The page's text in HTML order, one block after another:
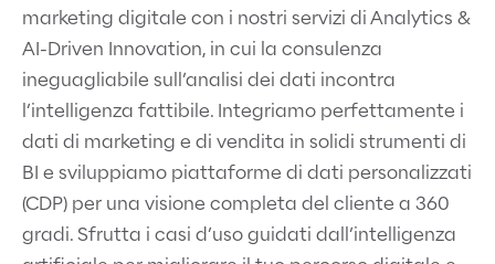
marketing digitale con i nostri servizi di Analytics &
AI-Driven Innovation, in cui la consulenza
ineguagliabile sull’analisi dei dati incontra
l’intelligenza fattibile. Integriamo perfettamente i
dati di marketing e di vendita in solidi strumenti di
BI e sviluppiamo piattaforme di dati personalizzati
(CDP) per una visione completa del cliente a 360
gradi. Sfrutta i casi d’uso guidati dall’intelligenza